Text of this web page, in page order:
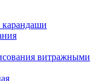
витражными